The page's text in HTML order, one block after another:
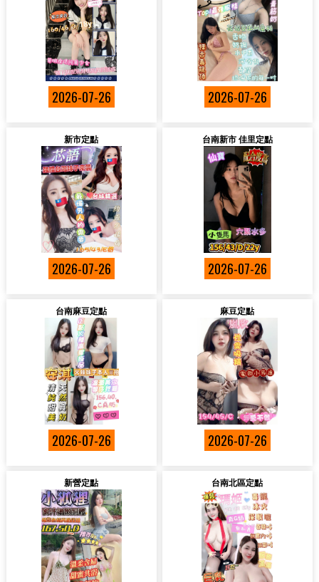
2026-07-26 2026-07-26
新市定點
2026-07-26
台南新市 佳里定點
2026-07-26
台南麻豆定點
2026-07-26
麻豆定點
2026-07-26
新營定點 台南北區定點